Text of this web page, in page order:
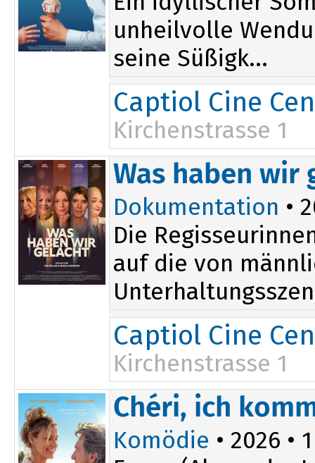
unheilvolle
seine Süßigk...
Captiol Cine
Kirchenstrasse 1
17:50
20:00
Was haben wir
Dokumentation •
Die
auf die von
Captiol Cine
Kirchenstrasse 1
13:45
Chéri, ich
Komödie • 2026 •